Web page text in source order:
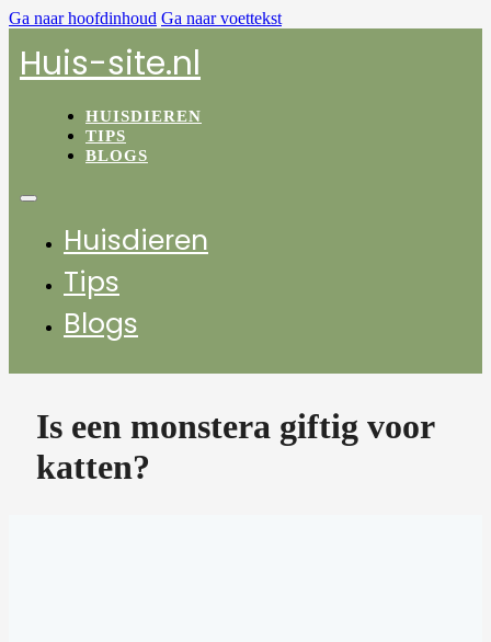
Ga naar hoofdinhoud Ga naar voettekst
Huis-site.nl
HUISDIEREN
TIPS
BLOGS
Huisdieren
Tips
Blogs
Is een monstera giftig voor
katten?